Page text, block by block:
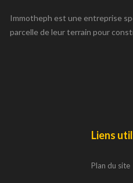
Immotheph est une entreprise
parcelle de leur terrain pour
Liens
Plan du site